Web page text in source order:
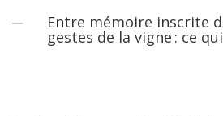
Entre mémoire inscrite
gestes de la vigne : ce